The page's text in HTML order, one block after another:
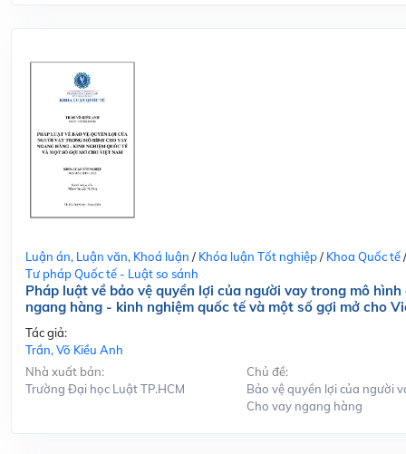
Luận án, Luận văn, Khoá luận / Khóa luận Tốt nghiệp/ Khoa Quốc tế/
Tư pháp Quốc tế - Luật so sánh
Pháp luật về bảo vệ quyền lợi của người vay trong mô hình
ngang hàng - kinh nghiệm quốc tế và một số gợi mở cho
Tác giả:
Trần, Võ Kiều Anh
Nhà xuất bản:
Trường Đại học Luật TP.HCM
Chủ đề:
Bảo vệ quyền lợi của người
Cho vay ngang hàng